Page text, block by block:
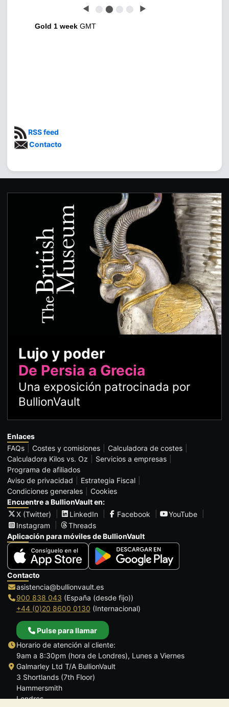
◀ ⬤ ⬤ ⬤ ⬤ ▶
Gold 1 week GMT
RSS feed
Contacto
Lujo y poder
De Persia a Grecia
Una exposición patrocinada por
BullionVault
Enlaces
FAQs
Costes y comisiones
Calculadora de costes
Calculadora Kilos vs. Oz
Servicios a empresas
Programa de afiliados
Aviso de privacidad
Estrategia Fiscal
Condiciones generales
Cookies
Encuentre a BullionVault en:
X (Twitter)
LinkedIn Facebook
YouTube
Instagram
Threads
Aplicación para móviles de BullionVault
Contacto
asistencia@bullionvault.es
900 838 043 (España (desde fijo))
+44 (0)20 8600 0130 (Internacional)
Pulse para llamar
Horario de atención al cliente:
9am a 8:30pm (hora de Londres), Lunes a Viernes
Galmarley Ltd T/A BullionVault
3 Shortlands (7th Floor)
Hammersmith
Londres